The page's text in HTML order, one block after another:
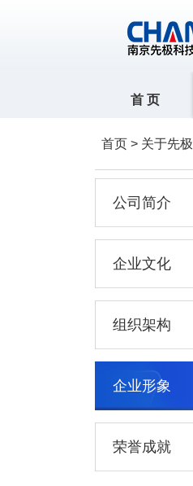
首 页
首页 > 关于先极
公司简介
企业文化
组织架构
企业形象
荣誉成就